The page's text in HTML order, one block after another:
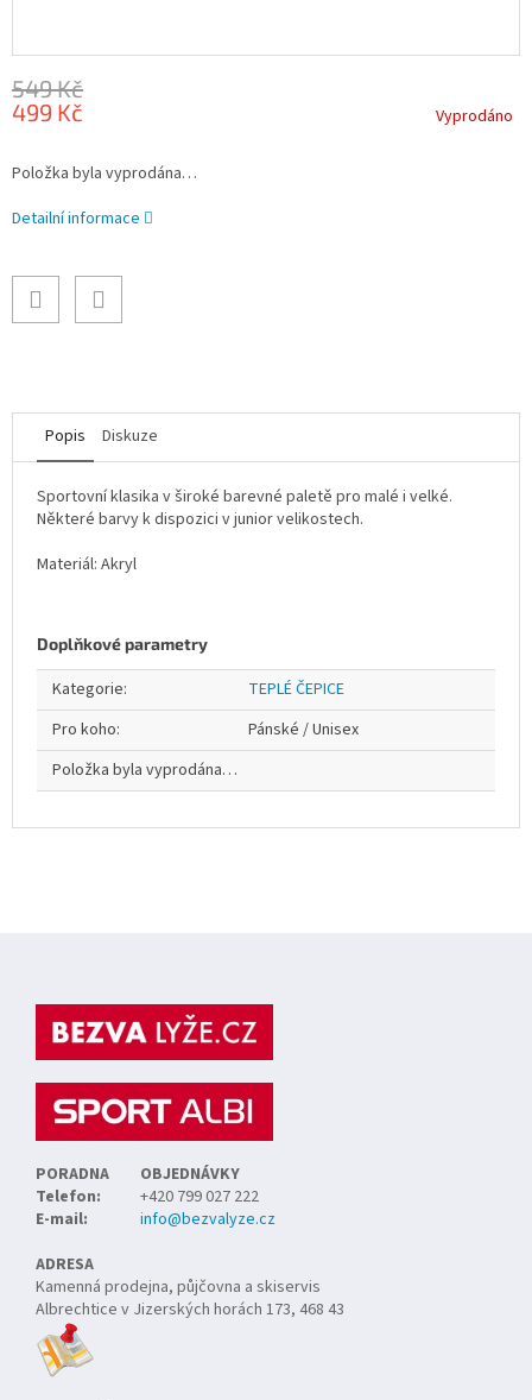
549 Kč
499 Kč
cena:
Vyprodáno
Položka byla vyprodána…
Detailní informace
Popis Diskuze
Sportovní klasika v široké barevné paletě pro malé i velké.
Některé barvy k dispozici v junior velikostech.
Materiál: Akryl
Doplňkové parametry
Kategorie:
TEPLÉ ČEPICE
Pro koho:
Pánské / Unisex
Položka byla vyprodána…
PORADNA
OBJEDNÁVKY
Telefon:
+420 799 027 222
E-mail:
info@bezvalyze.cz
ADRESA
Kamenná prodejna, půjčovna a skiservis
Albrechtice v Jizerských horách 173, 468 43